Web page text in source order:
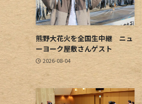
熊野大花火を全国生中継 ニュ
ーヨーク屋敷さんゲスト
2026-08-04